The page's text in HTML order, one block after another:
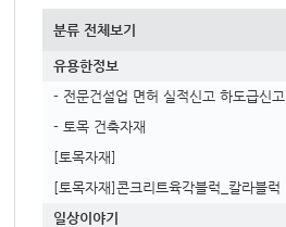
분류 전체보기
유용한정보
- 전문건설업 면허 실적신고 하도급신고
- 토목 건축자재
[토목자재]
[토목자재]콘크리트육각블럭_칼라블럭
일상이야기